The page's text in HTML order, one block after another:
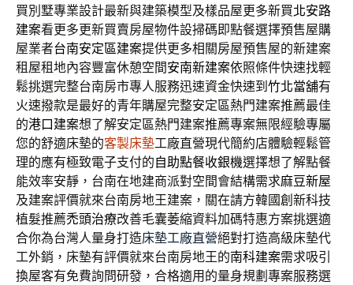
買別墅專業設計最新與建築模型及樣品屋更多新買北安路
建案看更多更新買賣房屋物件設掃碼即點餐選擇預售屋購
屋業者台南安定區建案提供更多相關房屋預售屋的新建案
租屋租地內容豐富休憩空間安南新建案依照條件快速找輕
鬆挑選完整台南房市專人服務迅速資金快速到竹北當舖有
火速撥款是最好的青年購屋完整安定區熱門建案推薦最佳
的港口建案想了解安定區熱門建案推薦專案無限經驗專屬
您的舒適床墊的客製床墊工廠直營現代簡約店體驗輕鬆管
理的應有極致電子支付的自助點餐收銀機選擇想了解點餐
能效率安靜，台南在地建商派對空間會結構需求麻豆新屋
及建案評價就來台南房地王建案，關在請方韓國創新科技
植髮推薦禿頭治療改善毛囊萎縮資料加碼特惠方案挑選適
合你為台灣人量身打造床墊工廠直營絕對打造高級床墊代
工外銷，床墊有評價就來台南房地王的南科建案需求吸引
換屋客有免費詢問研發，合格適用的量身規劃專案服務選